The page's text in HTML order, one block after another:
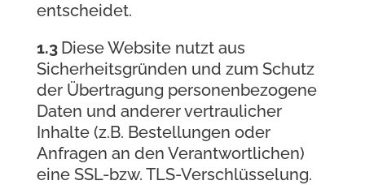
entscheidet.
1.3Diese Website nutzt aus
Sicherheitsgründen und zum Schutz
der Übertragung personenbezogene
Daten und anderer vertraulicher
Inhalte (z.B. Bestellungen oder
Anfragen an den Verantwortlichen)
eine SSL-bzw. TLS-Verschlüsselung.